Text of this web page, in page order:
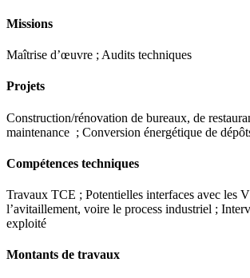
Missions
Maîtrise d’œuvre ; Audits techniques
Projets
Construction/rénovation de bureaux, de
maintenance ; Conversion énergétique de
Compétences techniques
Travaux TCE ; Potentielles interfaces avec les
l’avitaillement, voire le process industriel ;
exploité
Montants de travaux